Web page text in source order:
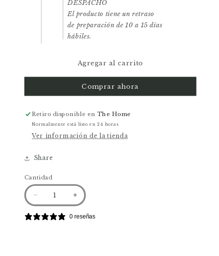
DESPACHO
El producto tiene un retraso
de preparación de 10 a 15 días
hábiles.
Agregar al carrito
Comprar ahora
Retiro disponible en The Home
Normalmente está listo en 24 horas
Ver información de la tienda
Share
Cantidad
Reducir
cantidad
para
Aumentar
cantidad
para
0 reseñas